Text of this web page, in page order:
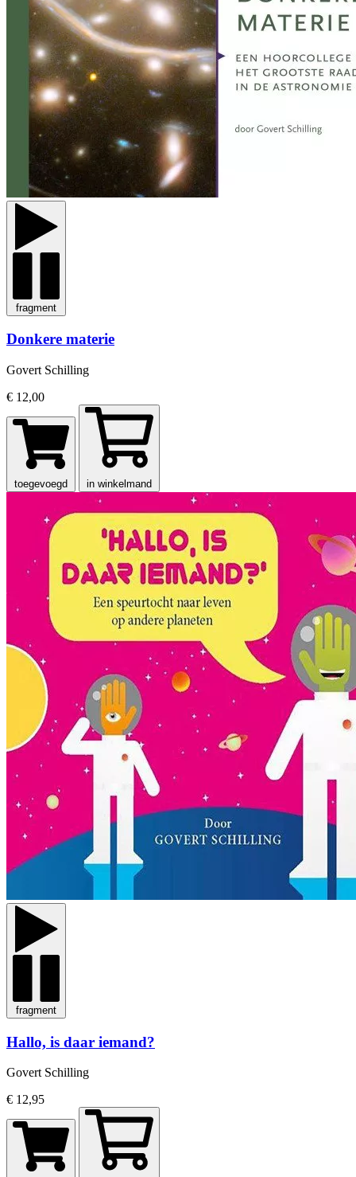
fragment
Donkere materie
Govert Schilling
€ 12,00
toegevoegd in winkelmand
fragment
Hallo, is daar iemand?
Govert Schilling
€ 12,95